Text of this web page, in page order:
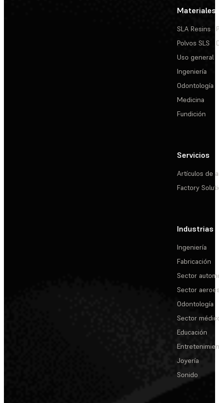
Materiales
SLA Resins
Polvos SLS
Uso general
Ingeniería
Odontología
Medicina
Fundición
Servicios
Artículos de
Factory
Industrias
Ingeniería
Fabricación
Sector
Sector
Odontología
Sector
Educación
Joyería
Sonido